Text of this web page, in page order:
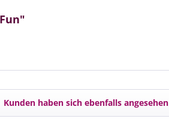
Kunden haben sich ebenfalls angesehen